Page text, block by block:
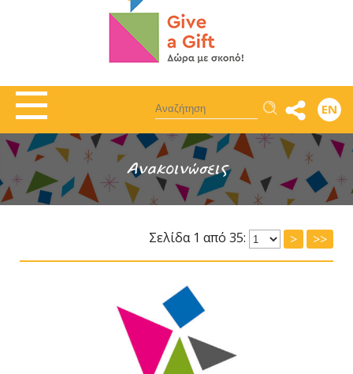
Αναζήτηση EN
Ανακοινώσεις
Σελίδα 1 από 35: > >>